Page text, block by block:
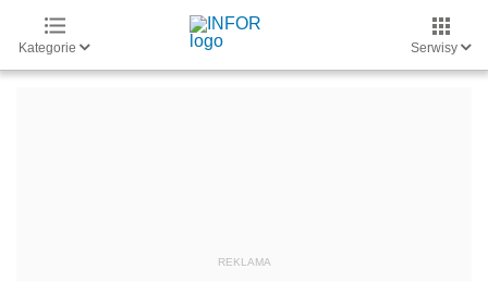
Kategorie Serwisy